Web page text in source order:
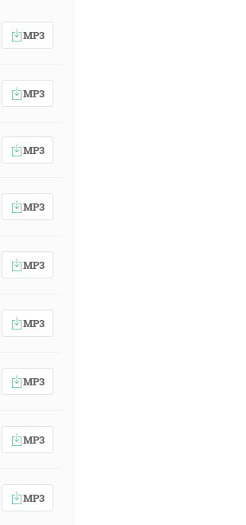
MP3
MP3
MP3
MP3
MP3
MP3
MP3
MP3
MP3